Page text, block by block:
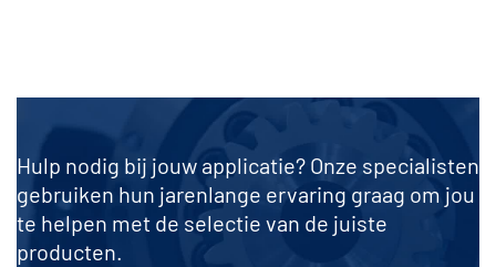
Hulp nodig bij jouw applicatie? Onze specialisten
gebruiken hun jarenlange ervaring graag om jou
te helpen met de selectie van de juiste
producten.